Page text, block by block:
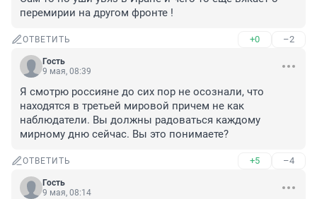
перемирии на другом фронте !
ОТВЕТИТЬ +0 –2
Гость
9 мая, 08:39
Я смотрю россияне до сих пор не осознали, что
находятся в третьей мировой причем не как
наблюдатели. Вы должны радоваться каждому
мирному дню сейчас. Вы это понимаете?
ОТВЕТИТЬ +5 –4
Гость
9 мая, 08:14